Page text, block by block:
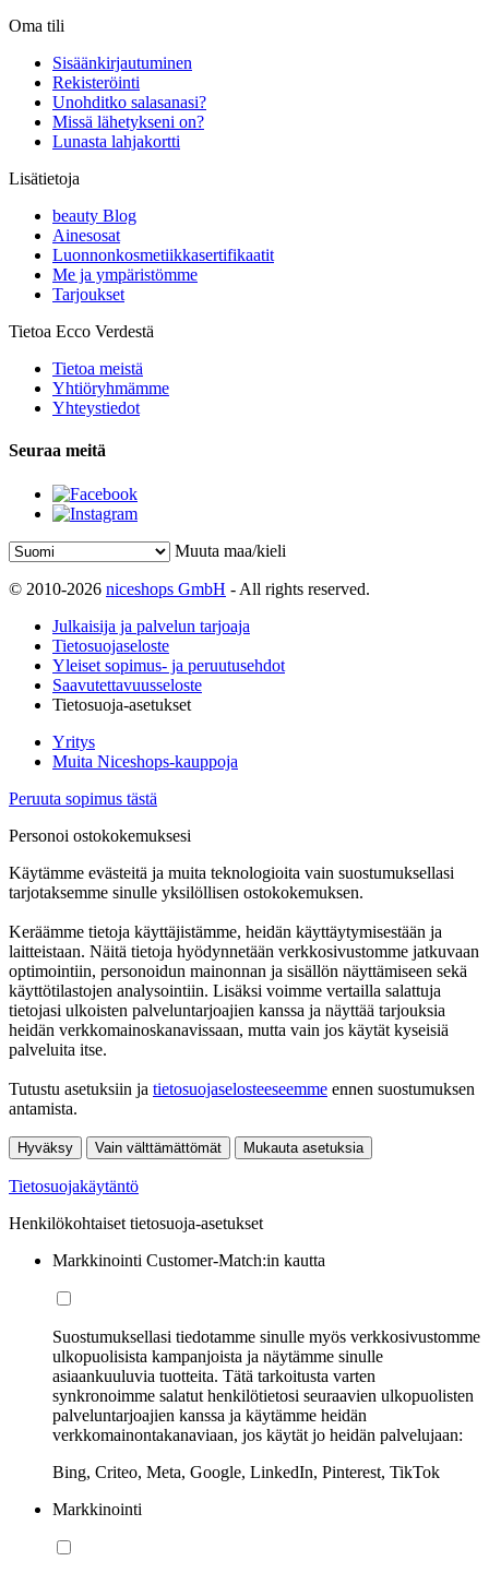
Oma tili
Sisäänkirjautuminen
Rekisteröinti
Unohditko salasanasi?
Missä lähetykseni on?
Lunasta lahjakortti
Lisätietoja
beauty Blog
Ainesosat
Luonnonkosmetiikkasertifikaatit
Me ja ympäristömme
Tarjoukset
Tietoa Ecco Verdestä
Tietoa meistä
Yhtiöryhmämme
Yhteystiedot
Seuraa meitä
Muuta maa/kieli
© 2010-2026 niceshops GmbH - All rights reserved.
Julkaisija ja palvelun tarjoaja
Tietosuojaseloste
Yleiset sopimus- ja peruutusehdot
Saavutettavuusseloste
Tietosuoja-asetukset
Yritys
Muita Niceshops-kauppoja
Peruuta sopimus tästä
Personoi ostokokemuksesi
Käytämme evästeitä ja muita teknologioita vain suostumuksellasi
tarjotaksemme sinulle yksilöllisen ostokokemuksen.
Keräämme tietoja käyttäjistämme, heidän käyttäytymisestään ja
laitteistaan. Näitä tietoja hyödynnetään verkkosivustomme jatkuvaan
optimointiin, personoidun mainonnan ja sisällön näyttämiseen sekä
käyttötilastojen analysointiin. Lisäksi voimme vertailla salattuja
tietojasi ulkoisten palveluntarjoajien kanssa ja näyttää tarjouksia
heidän verkkomainoskanavissaan, mutta vain jos käytät kyseisiä
palveluita itse.
Tutustu asetuksiin ja tietosuojaselosteeseemme ennen suostumuksen
antamista.
Hyväksy Vain välttämättömät Mukauta asetuksia
Tietosuojakäytäntö
Henkilökohtaiset tietosuoja-asetukset
Markkinointi Customer-Match:in kautta
Suostumuksellasi tiedotamme sinulle myös verkkosivustomme
ulkopuolisista kampanjoista ja näytämme sinulle
asiaankuuluvia tuotteita. Tätä tarkoitusta varten
synkronoimme salatut henkilötietosi seuraavien ulkopuolisten
palveluntarjoajien kanssa ja käytämme heidän
verkkomainontakanaviaan, jos käytät jo heidän palvelujaan:
Bing, Criteo, Meta, Google, LinkedIn, Pinterest, TikTok
Markkinointi